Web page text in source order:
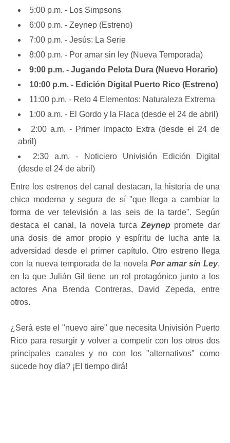
5:00 p.m. - Los Simpsons
6:00 p.m. - Zeynep (Estreno)
7:00 p.m. - Jesús: La Serie
8:00 p.m. - Por amar sin ley (Nueva Temporada)
9:00 p.m. - Jugando Pelota Dura (Nuevo Horario)
10:00 p.m. - Edición Digital Puerto Rico (Estreno)
11:00 p.m. - Reto 4 Elementos: Naturaleza Extrema
1:00 a.m. - El Gordo y la Flaca (desde el 24 de abril)
2:00 a.m. - Primer Impacto Extra (desde el 24 de
abril)
2:30 a.m. - Noticiero Univisión Edición Digital
(desde el 24 de abril)
Entre los estrenos del canal destacan, la historia de una
chica moderna y segura de sí "que llega a cambiar la
forma de ver televisión a las seis de la tarde". Según
destaca el canal, la novela turca Zeyneppromete dar
una dosis de amor propio y espíritu de lucha ante la
adversidad desde el primer capítulo. Otro estreno llega
con la nueva temporada de la novela Por amar sin Ley,
en la que Julián Gil tiene un rol protagónico junto a los
actores Ana Brenda Contreras, David Zepeda, entre
otros.
¿Será este el "nuevo aire" que necesita Univisión Puerto
Rico para resurgir y volver a competir con los otros dos
principales canales y no con los "alternativos" como
sucede hoy día? ¡El tiempo dirá!